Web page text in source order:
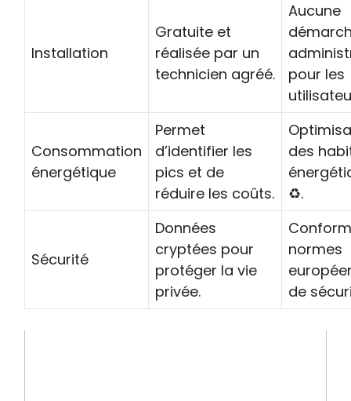
Installation
Gratuite et
réalisée par un
technicien agréé.
Aucune
pour les
Consommation
énergétique
Permet
d’identifier les
pics et de
réduire les coûts.
des
♻️.
Sécurité
Données
cryptées pour
protéger la vie
privée.
normes
de